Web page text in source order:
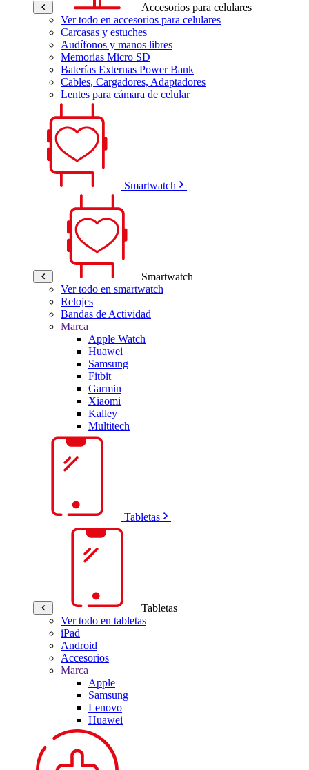
Accesorios para celulares
Ver todo en accesorios para celulares
Carcasas y estuches
Audífonos y manos libres
Memorias Micro SD
Baterías Externas Power Bank
Cables, Cargadores, Adaptadores
Lentes para cámara de celular
Smartwatch
Smartwatch
Ver todo en smartwatch
Relojes
Bandas de Actividad
Marca
Apple Watch
Huawei
Samsung
Fitbit
Garmin
Xiaomi
Kalley
Multitech
Tabletas
Tabletas
Ver todo en tabletas
iPad
Android
Accesorios
Marca
Apple
Samsung
Lenovo
Huawei